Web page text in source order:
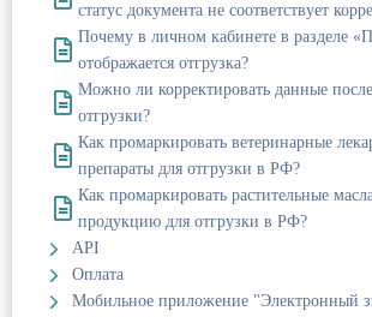
статус документа не соответствует
Почему в личном кабинете в разделе
отображается отгрузка?
Можно ли корректировать данные
отгрузки?
Как промаркировать ветеринарные
препараты для отгрузки в РФ?
Как промаркировать растительные
продукцию для отгрузки в РФ?
API
Оплата
Мобильное приложение "Электронный